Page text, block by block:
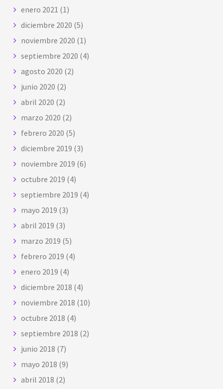
enero 2021 (1)
diciembre 2020 (5)
noviembre 2020 (1)
septiembre 2020 (4)
agosto 2020 (2)
junio 2020 (2)
abril 2020 (2)
marzo 2020 (2)
febrero 2020 (5)
diciembre 2019 (3)
noviembre 2019 (6)
octubre 2019 (4)
septiembre 2019 (4)
mayo 2019 (3)
abril 2019 (3)
marzo 2019 (5)
febrero 2019 (4)
enero 2019 (4)
diciembre 2018 (4)
noviembre 2018 (10)
octubre 2018 (4)
septiembre 2018 (2)
junio 2018 (7)
mayo 2018 (9)
abril 2018 (2)